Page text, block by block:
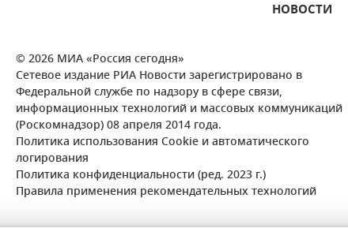
НОВОСТИ
© 2026 МИА «Россия сегодня»
Сетевое издание РИА Новости зарегистрировано в
Федеральной службе по надзору в сфере связи,
информационных технологий и массовых коммуникаций
(Роскомнадзор) 08 апреля 2014 года.
Политика использования Cookie и автоматического
логирования
Политика конфиденциальности (ред. 2023 г.)
Правила применения рекомендательных технологий